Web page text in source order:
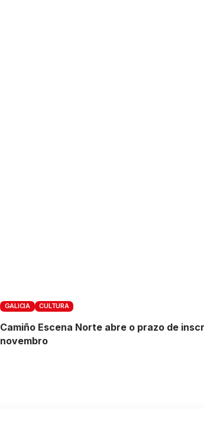
GALICIA CULTURA
Camiño Escena Norte abre o prazo de
novembro